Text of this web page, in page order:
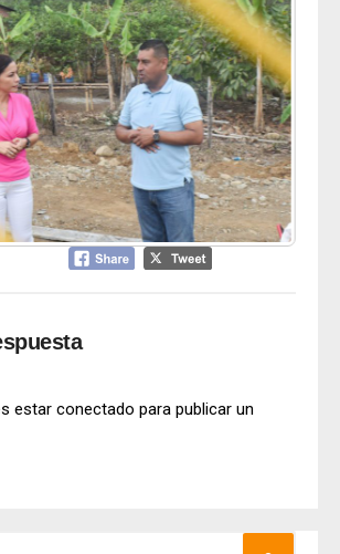
estar conectado para publicar un